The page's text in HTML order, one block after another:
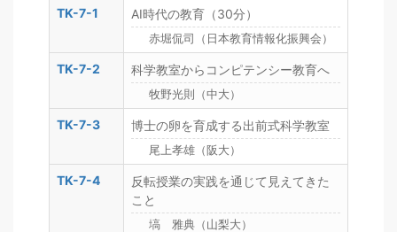
TK-7-1
AI時代の教育（30分）
赤堀侃司（日本教育情報化振興会）
TK-7-2 科学教室からコンピテンシー教育へ
牧野光則（中大）
TK-7-3 博士の卵を育成する出前式科学教室
尾上孝雄（阪大）
TK-7-4
反転授業の実践を通じて見えてきた
こと
塙 雅典（山梨大）